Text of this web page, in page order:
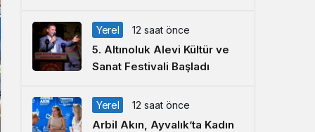
Hediye Edildi
Yerel 12 saat önce
5. Altınoluk Alevi Kültür ve
Sanat Festivali Başladı
Yerel 12 saat önce
Arbil Akın, Ayvalık’ta Kadın